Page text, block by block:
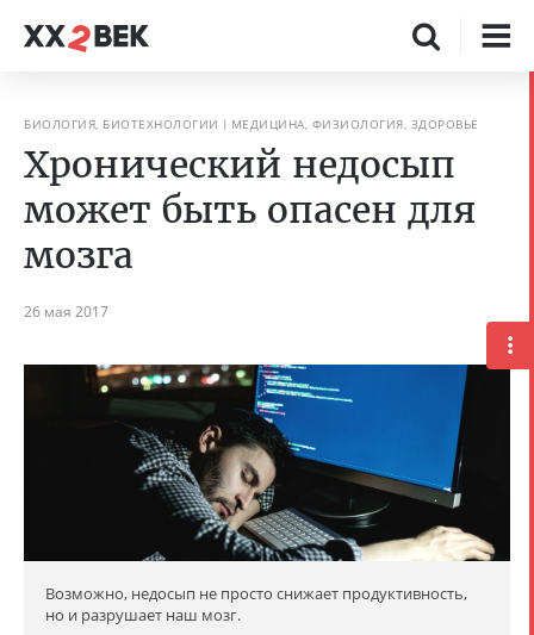
БИОЛОГИЯ, БИОТЕХНОЛОГИИ МЕДИЦИНА, ФИЗИОЛОГИЯ, ЗДОРОВЬЕ
Хронический недосып
может быть опасен для
мозга
26 мая 2017
Возможно, недосып не просто снижает продуктивность,
но и разрушает наш мозг.